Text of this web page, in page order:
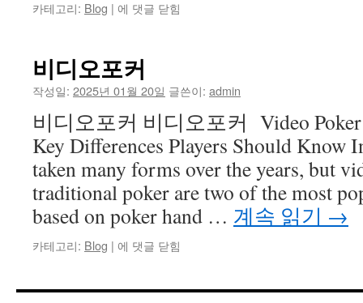
카테고리: Blog | 강
오
케
에 댓글 닫힘
비디오포커
작성일: 2025년 01월 20일 글쓴이: admin
비디오포커 비디오포커 Video Poker
Key Differences Players Should Know
taken many forms over the years, but
traditional poker are two of the most
based on poker hand … 계속 읽기 →
카테고리: Blog | 비
포
에 댓글 닫힘